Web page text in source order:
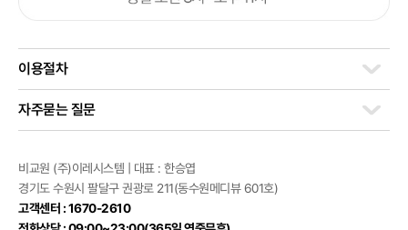
이용절차
자주묻는 질문
비교원 (주)이레시스템 | 대표 : 한승엽
경기도 수원시 팔달구 권광로 211(동수원메디뷰 601호)
고객센터 : 1670-2610